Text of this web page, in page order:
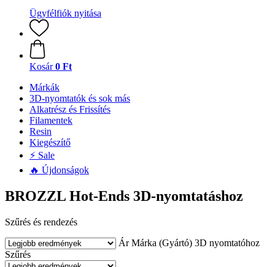
Ügyfélfiók nyitása
Kosár 0 Ft
Márkák
3D-nyomtatók és sok más
Alkatrész és Frissítés
Filamentek
Resin
Kiegészítő
⚡ Sale
🔥 Újdonságok
BROZZL Hot-Ends 3D-nyomtatáshoz
Szűrés és rendezés
Ár Márka (Gyártó) 3D nyomtatóhoz
Szűrés